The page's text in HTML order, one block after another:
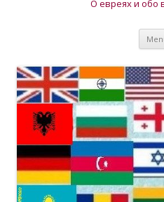
О евреях и обо